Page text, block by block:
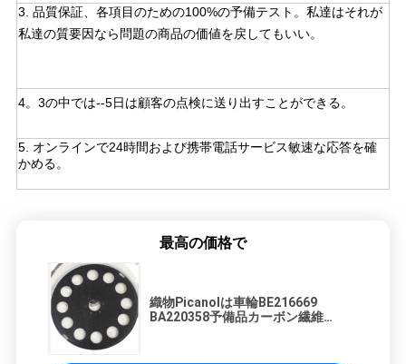
3. 品質保証、各項目のための100%の予備テスト。私達はそれが
私達の質要因なら問題の商品の価値を戻してもいい。
4。 3の中では--5日は顧客の点検に送り出すことができる。
5. オンラインで24時間および携帯電話サービス敏速な応答を確
かめる。
最高の価格で
織物Picanolは車輪BE216669
BA220358予備品カーボン繊維